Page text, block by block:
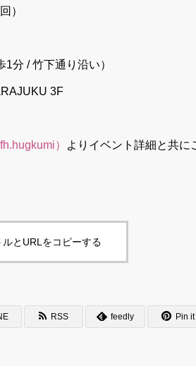
）
分 / 竹下通り沿い）
3F
） よりイベント詳細と共に
とURLをコピーする
RSS feedly Pin it